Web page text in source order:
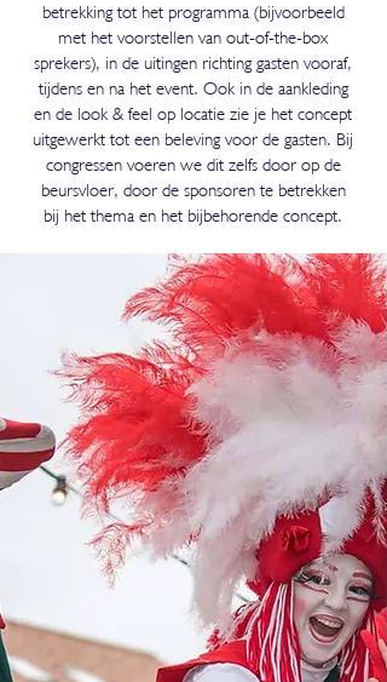
betrekking tot het programma (bijvoorbeeld
met het voorstellen van out-of-the-box
sprekers), in de uitingen richting gasten vooraf,
tijdens en na het event. Ook in de aankleding
en de look & feel op locatie zie je het concept
uitgewerkt tot een beleving voor de gasten. Bij
congressen voeren we dit zelfs door op de
beursvloer, door de sponsoren te betrekken
bij het thema en het bijbehorende concept.